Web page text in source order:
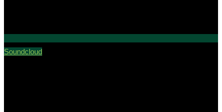
Soundcloud